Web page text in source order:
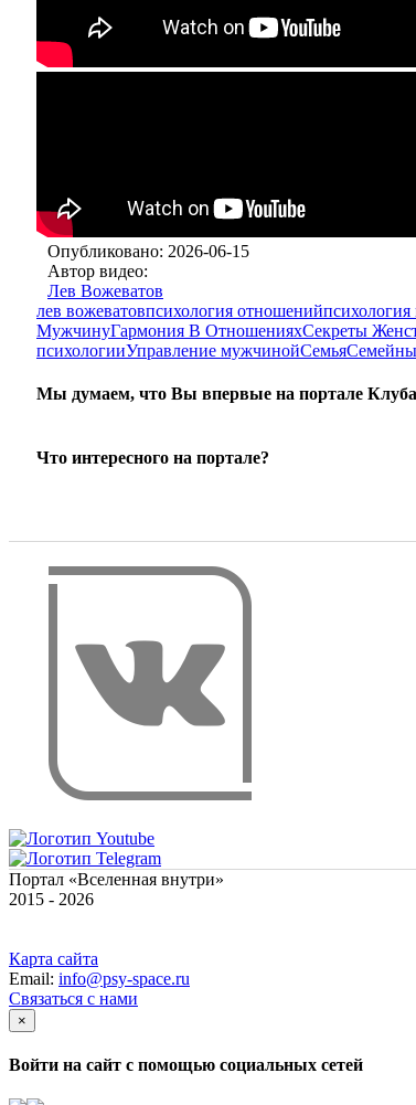
Опубликовано: 2026-06-15
Автор видео:
Лев Вожеватов
лев вожеватовпсихология отношений
МужчинуГармония В ОтношенияхСекреты
психологииУправление мужчинойСемья
Мы думаем, что Вы впервые на портале Клуба
Что интересного на портале?
Портал «Вселенная внутри»
2015 - 2026
Карта сайта
Email: info@psy-space.ru
Связаться с нами
×
Войти на сайт с помощью социальных сетей